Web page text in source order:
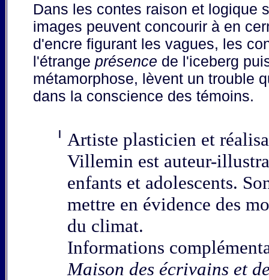
Dans les contes raison et logique
images peuvent concourir à en
d'encre figurant les vagues, les
l'étrange présence de l'iceberg
métamorphose, lèvent un trouble
dans la conscience des témoins.
❙
Artiste plasticien et
Villemin est auteur-
enfants et adolescents.
mettre en évidence des
du climat.
Informations
Maison des écrivains et